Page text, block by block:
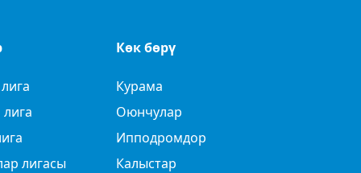
лигасы
Көк бөрү
Курама
Оюнчулар
Ипподромдор
Калыстар